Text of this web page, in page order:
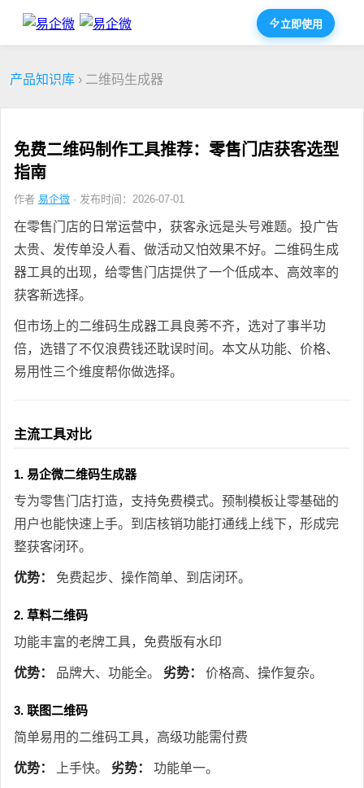
立即使用
产品知识库 › 二维码生成器
免费二维码制作工具推荐：零售门店获客选型
指南
作者 易企微 · 发布时间：2026-07-01
在零售门店的日常运营中，获客永远是头号难题。投广告
太贵、发传单没人看、做活动又怕效果不好。二维码生成
器工具的出现，给零售门店提供了一个低成本、高效率的
获客新选择。
但市场上的二维码生成器工具良莠不齐，选对了事半功
倍，选错了不仅浪费钱还耽误时间。本文从功能、价格、
易用性三个维度帮你做选择。
主流工具对比
1. 易企微二维码生成器
专为零售门店打造，支持免费模式。预制模板让零基础的
用户也能快速上手。到店核销功能打通线上线下，形成完
整获客闭环。
优势： 免费起步、操作简单、到店闭环。
2. 草料二维码
功能丰富的老牌工具，免费版有水印
优势： 品牌大、功能全。 劣势： 价格高、操作复杂。
3. 联图二维码
简单易用的二维码工具，高级功能需付费
优势： 上手快。 劣势： 功能单一。